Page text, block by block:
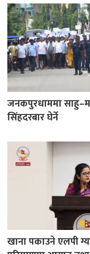
जनकपुरधाममा
सिंहदरबार घेर्ने
खाना पकाउने एलपी